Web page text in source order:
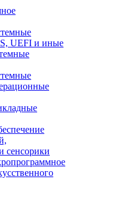
UEFI и иные
сенсорики